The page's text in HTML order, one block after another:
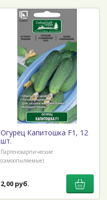
Огурец Капитошка F1, 12
шт.
Партенокарпические
(самоопыляемые)
2,00 руб.